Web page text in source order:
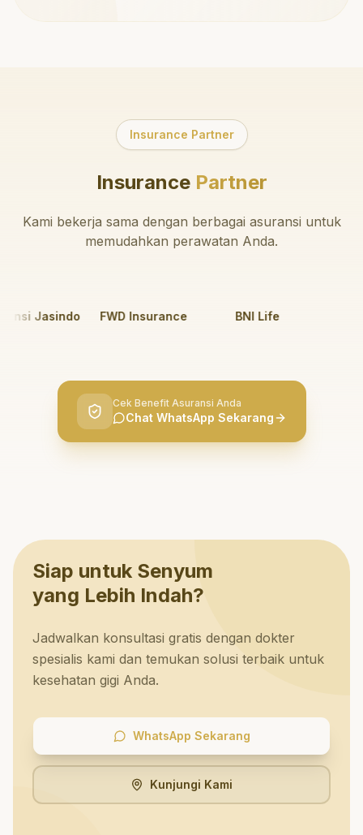
Insurance Partner
InsurancePartner
Kami bekerja sama dengan berbagai asuransi untuk
memudahkan perawatan Anda.
Jasindo FWD Insurance BNI Life
Cek Benefit Asuransi Anda
Chat WhatsApp Sekarang
Siap untuk Senyum
yang Lebih Indah?
Jadwalkan konsultasi gratis dengan dokter
spesialis kami dan temukan solusi terbaik untuk
kesehatan gigi Anda.
WhatsApp Sekarang
Kunjungi Kami